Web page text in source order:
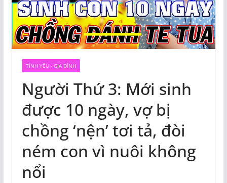
TÌNH YÊU - GIA ĐÌNH
Người Thứ 3: Mới sinh
được 10 ngày, vợ bị
chồng ‘nện’ tơi tả, đòi
ném con vì nuôi không
nổi